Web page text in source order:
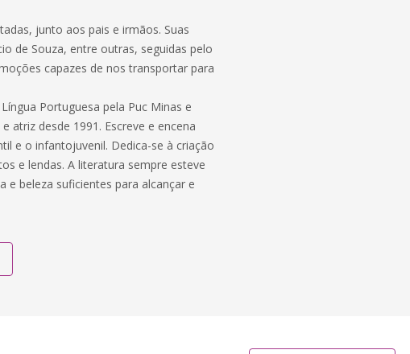
junto aos pais e irmãos. Suas
de Souza, entre outras, seguidas pelo
capazes de nos transportar para
Portuguesa pela Puc Minas e
atriz desde 1991. Escreve e encena
e o infantojuvenil. Dedica-se à criação
e lendas. A literatura sempre esteve
e beleza suficientes para alcançar e